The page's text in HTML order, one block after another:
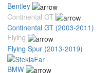
Bentley
Continental GT
Continental GT (2003-2011)
Flying
Flying Spur (2013-2019)
BMW